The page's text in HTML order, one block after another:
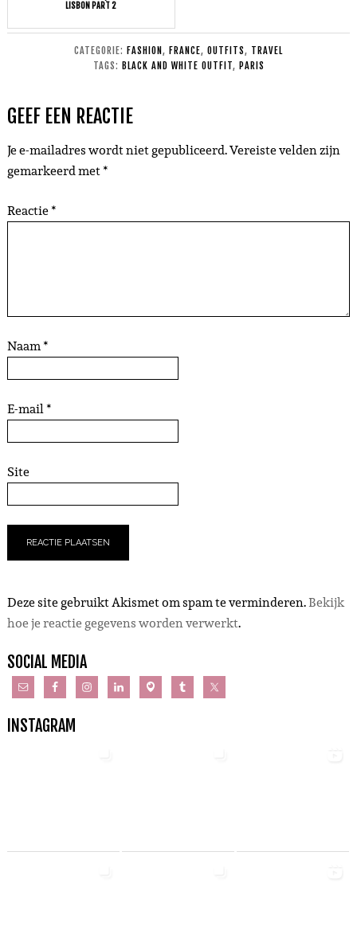
LISBON PART 2
CATEGORIE: FASHION , FRANCE, OUTFITS, TRAVEL
TAGS: BLACK AND WHITE OUTFIT, PARIS
GEEF EEN REACTIE
Je e-mailadres wordt niet gepubliceerd.Vereiste velden zijn
gemarkeerd met*
Reactie*
Naam*
E-mail*
Site
Deze site gebruikt Akismet om spam te verminderen.Bekijk
hoe je reactie gegevens worden verwerkt.
SOCIAL MEDIA
INSTAGRAM